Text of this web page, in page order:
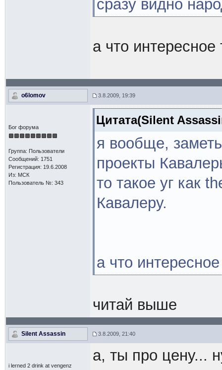
сразу видно
а что
o6lomov 3.8.2009, 19:39
Бог форума
Группа: Пользователи
Сообщений: 1751
Регистрация: 19.6.2008
Из: МСК
Пользователь №: 343
Цитата(Silent
я вообще,
проекты
то такое уг как
Кавалеру.
а что
читай выше
Silent Assassin 3.8.2009, 21:40
i lerned 2 drink at vengenz
а, ты про цену...